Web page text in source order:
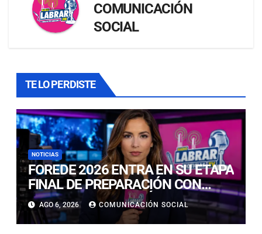
COMUNICACIÓN
SOCIAL
TE LO PERDISTE
NOTICIAS
FOREDE 2026 ENTRA EN SU ETAPA
FINAL DE PREPARACIÓN CON
NUEVAS TECNOLOGÍAS DE
ACCESO Y OPORTUNIDADES PARA
ATACAMA
AGO 6, 2026 COMUNICACIÓN SOCIAL